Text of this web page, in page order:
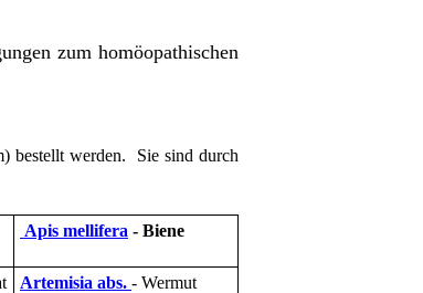
zum homöopathischen
bestellt werden. Sie sind durch
Apis mellifera - Biene
Artemisia abs. - Wermut